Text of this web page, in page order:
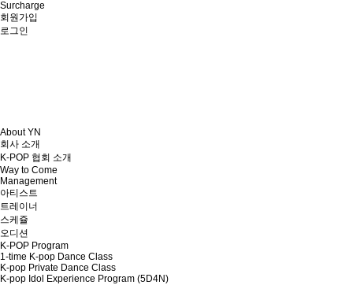
Surcharge
회원가입
로그인
About YN
회사 소개
K-POP 협회 소개
Way to Come
Management
아티스트
트레이너
스케쥴
오디션
K-POP Program
1-time K-pop Dance Class
K-pop Private Dance Class
K-pop Idol Experience Program (5D4N)